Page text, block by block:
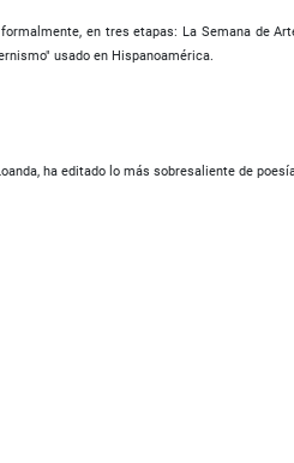
en tres etapas: La Semana de
usado en Hispanoamérica.
ha editado lo más sobresaliente de